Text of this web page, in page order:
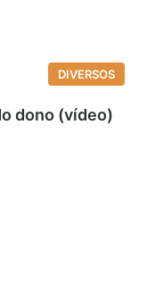
DIVERSOS
dono (vídeo)